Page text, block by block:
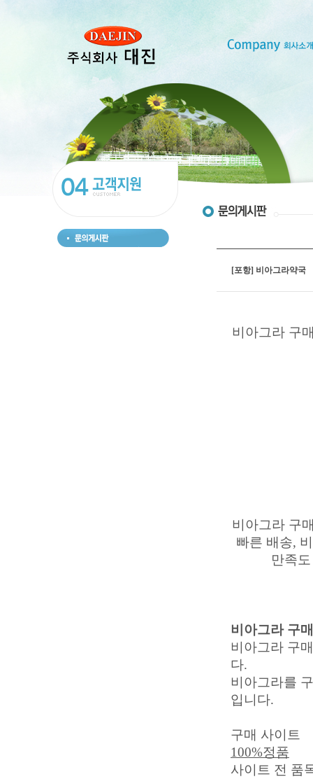
[포항] 비아그라약국
비아그라 구
비아그라 구
빠른 배송,
만족
비아그라 구
비아그라 구
다.
비아그라를
입니다.
구매 사이트
100%정품
사이트 전 품